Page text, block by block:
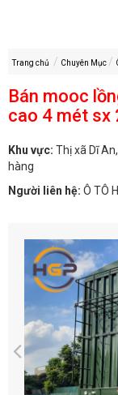
Trang chủ Chuyên Mục
Bán mooc
cao 4 mét sx
Khu vực: Thị xã Dĩ
hàng
Người liên hệ: Ô TÔ